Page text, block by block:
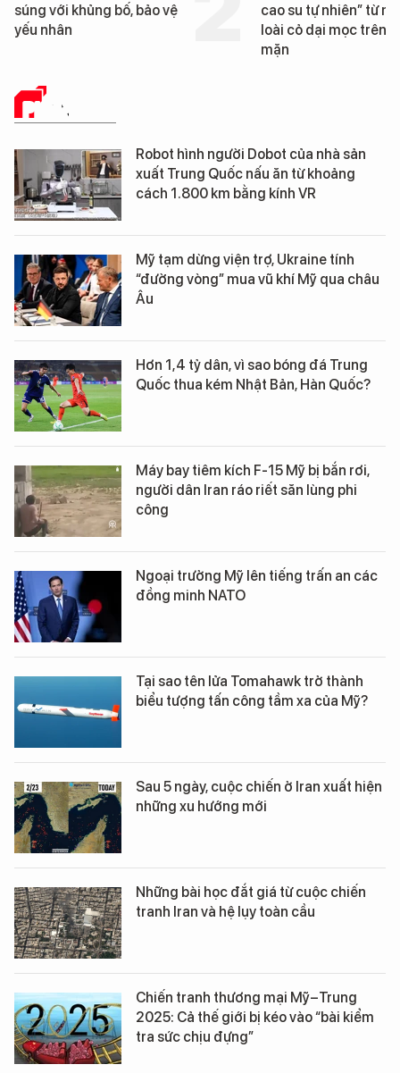
cao su tự nhiên” từ một
loài cỏ dại mọc trên đất
Đà Nẵng sắp bị kiểm
PHÂN TÍCH
Robot hình người Dobot của nhà sản
xuất Trung Quốc nấu ăn từ khoảng
cách 1.800 km bằng kính VR
Mỹ tạm dừng viện trợ, Ukraine tính
“đường vòng” mua vũ khí Mỹ qua châu
Âu
Hơn 1,4 tỷ dân, vì sao bóng đá Trung
Quốc thua kém Nhật Bản, Hàn Quốc?
Máy bay tiêm kích F-15 Mỹ bị bắn rơi,
người dân Iran ráo riết săn lùng phi
công
Ngoại trưởng Mỹ lên tiếng trấn an các
đồng minh NATO
Tại sao tên lửa Tomahawk trở thành
biểu tượng tấn công tầm xa của Mỹ?
Sau 5 ngày, cuộc chiến ở Iran xuất hiện
những xu hướng mới
Những bài học đắt giá từ cuộc chiến
tranh Iran và hệ lụy toàn cầu
Chiến tranh thương mại Mỹ–Trung
2025: Cả thế giới bị kéo vào “bài kiểm
tra sức chịu đựng”